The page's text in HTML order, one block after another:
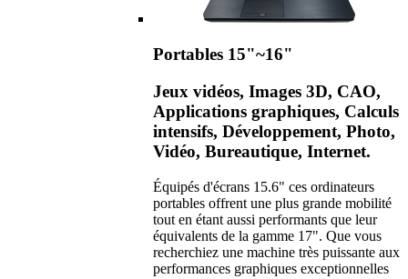
Portables 15"~16"
Jeux vidéos, Images 3D, CAO,
Applications graphiques, Calculs
intensifs, Développement, Photo,
Vidéo, Bureautique, Internet.
Équipés d'écrans 15.6" ces ordinateurs
portables offrent une plus grande mobilité
tout en étant aussi performants que leur
équivalents de la gamme 17". Que vous
recherchiez une machine très puissante aux
performances graphiques exceptionnelles